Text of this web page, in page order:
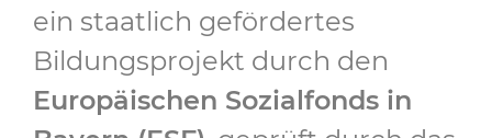
ein staatlich gefördertes
Bildungsprojekt durch den
Europäischen Sozialfonds in